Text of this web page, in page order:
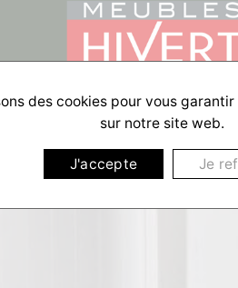
des cookies pour vous
sur notre site web.
J'accepte Je